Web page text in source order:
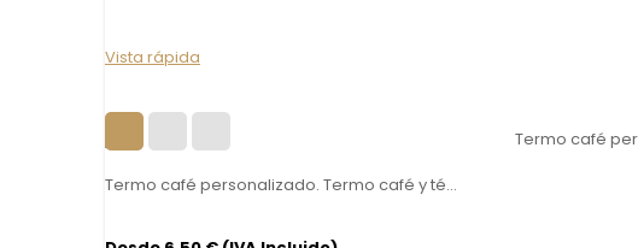
Vista rápida
Termo café personalizado. Termo café y té...